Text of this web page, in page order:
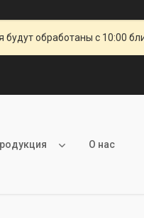
обработаны с 10:00
О нас